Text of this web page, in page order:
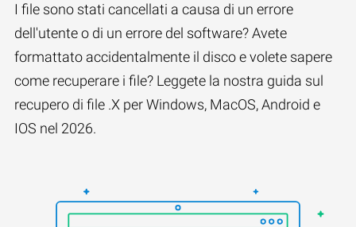
I file sono stati cancellati a causa di un errore
dell'utente o di un errore del software? Avete
formattato accidentalmente il disco e volete sapere
come recuperare i file? Leggete la nostra guida sul
recupero di file .X per Windows, MacOS, Android e
IOS nel 2026.